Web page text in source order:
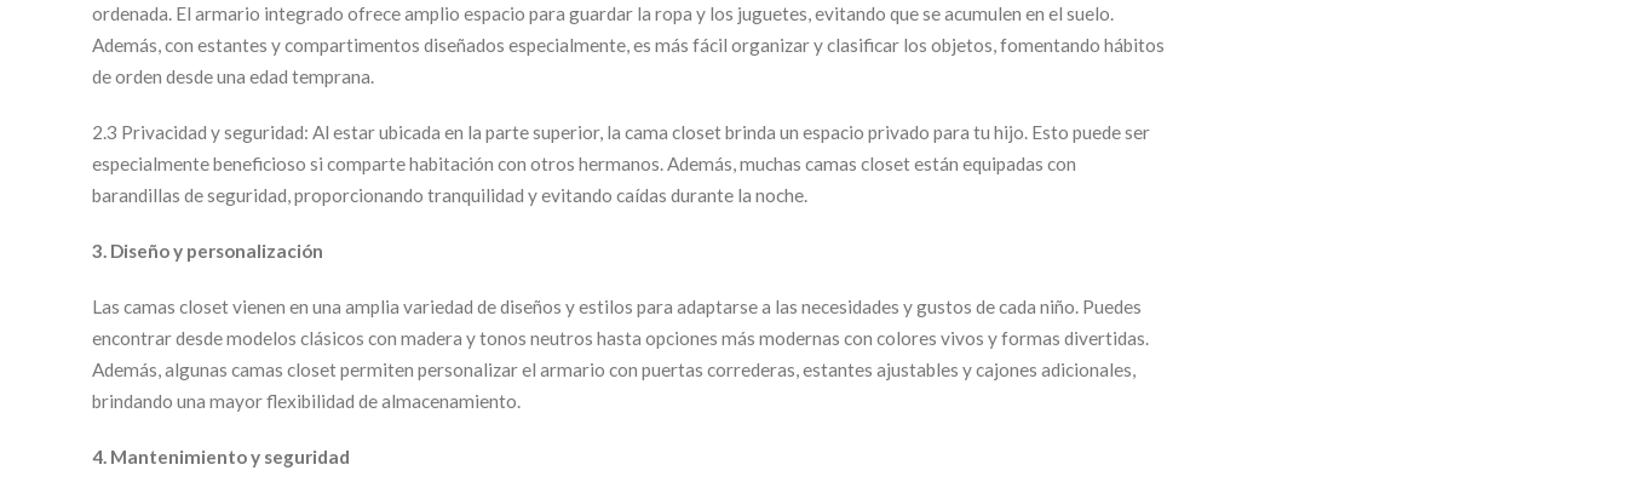
ordenada. El armario integrado ofrece amplio espacio para guardar la ropa y los juguetes, evitando que se acumulen en el suelo.
Además, con estantes y compartimentos diseñados especialmente, es más fácil organizar y clasificar los objetos, fomentando hábitos
de orden desde una edad temprana.
2.3 Privacidad y seguridad: Al estar ubicada en la parte superior, la cama closet brinda un espacio privado para tu hijo. Esto puede ser
especialmente beneficioso si comparte habitación con otros hermanos. Además, muchas camas closet están equipadas con
barandillas de seguridad, proporcionando tranquilidad y evitando caídas durante la noche.
3. Diseño y personalización
Las camas closet vienen en una amplia variedad de diseños y estilos para adaptarse a las necesidades y gustos de cada niño. Puedes
encontrar desde modelos clásicos con madera y tonos neutros hasta opciones más modernas con colores vivos y formas divertidas.
Además, algunas camas closet permiten personalizar el armario con puertas correderas, estantes ajustables y cajones adicionales,
brindando una mayor flexibilidad de almacenamiento.
4. Mantenimiento y seguridad